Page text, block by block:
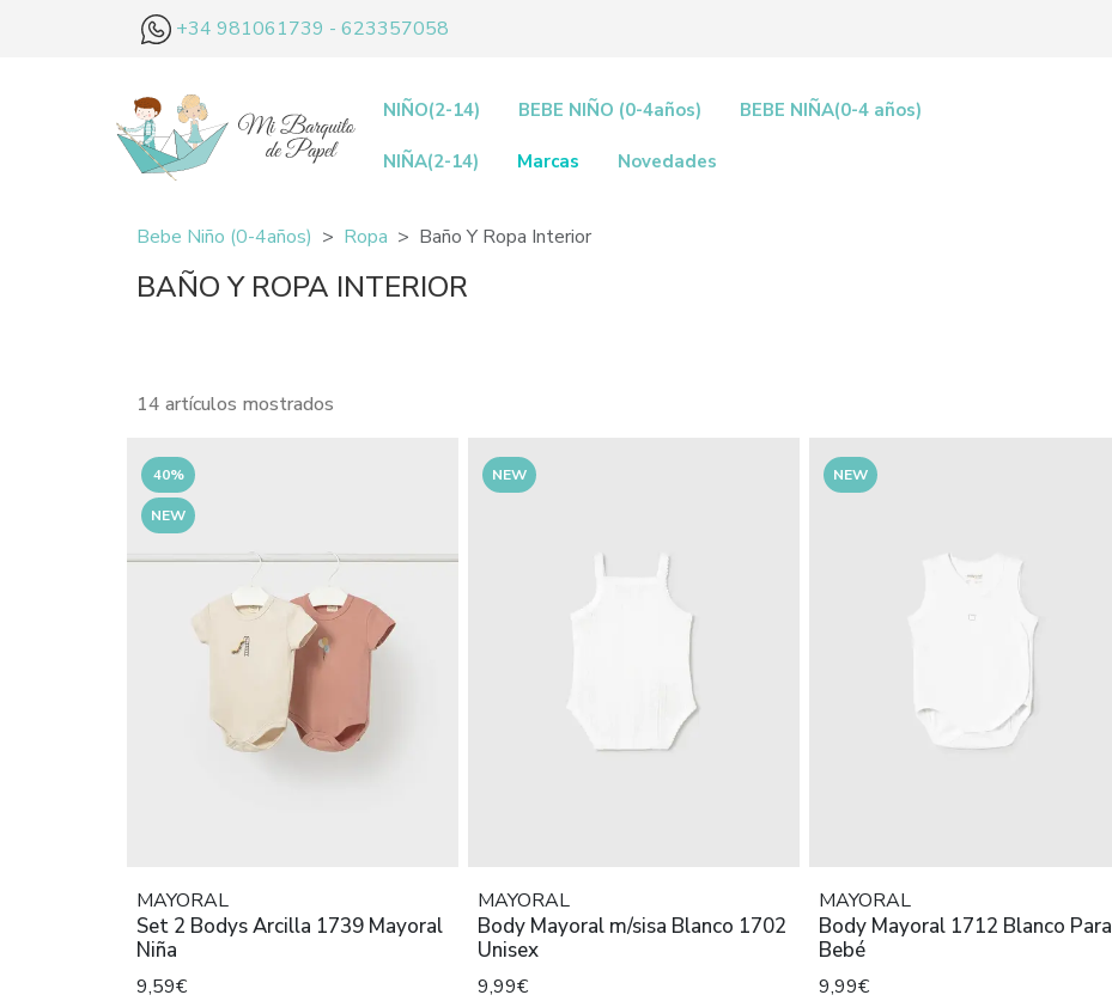
+34 981061739 - 623357058
NIÑO(2-14) BEBE NIÑO (0-4años) BEBE NIÑA(0-4 años)
NIÑA(2-14) Marcas Novedades
Bebe Niño (0-4años) Ropa Baño Y Ropa Interior
BAÑO Y ROPA INTERIOR
14 artículos mostrados
40%
NEW
MAYORAL
Set 2 Bodys Arcilla 1739 Mayoral
Niña
9,59€
NEW
MAYORAL
Body Mayoral m/sisa Blanco 1702
Unisex
9,99€
NEW
MAYORAL
Body Mayoral 1712 Blanco Para
Bebé
9,99€